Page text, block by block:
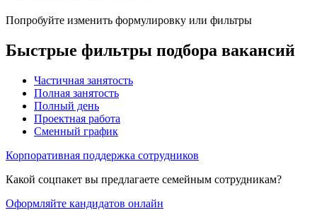
Попробуйте изменить формулировку или фильтры
Быстрые фильтры подбора вакансий
Частичная занятость
Полная занятость
Полный день
Проектная работа
Сменный график
Корпоративная поддержка сотрудников
Какой соцпакет вы предлагаете семейным сотрудникам?
Оформляйте кандидатов онлайн